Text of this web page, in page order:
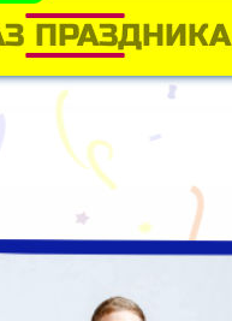
ПРАЗДНИКА